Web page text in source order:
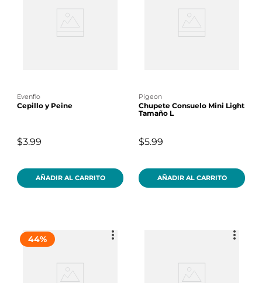
evenflo
Cepillo y Peine
$3.99
AÑADIR AL CARRITO
pigeon
Chupete Consuelo Mini Light
Tamaño L
$5.99
AÑADIR AL CARRITO
44%